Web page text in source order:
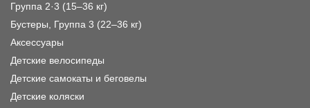
Группа 2·3 (15–36 кг)
Бустеры, Группа 3 (22–36 кг)
Аксессуары
Детские велосипеды
Детские самокаты и беговелы
Детские коляски